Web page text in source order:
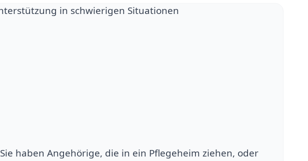
Sie haben Angehörige, die in ein Pflegeheim ziehen, oder